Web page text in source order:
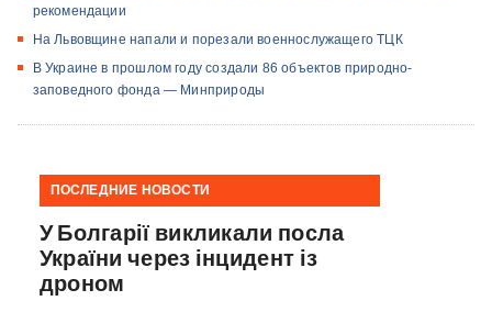
рекомендации
На Львовщине напали и порезали военнослужащего ТЦК
В Украине в прошлом году создали 86 объектов природно-
заповедного фонда — Минприроды
ПОСЛЕДНИЕ НОВОСТИ
У Болгарії викликали посла
України через інцидент із
дроном